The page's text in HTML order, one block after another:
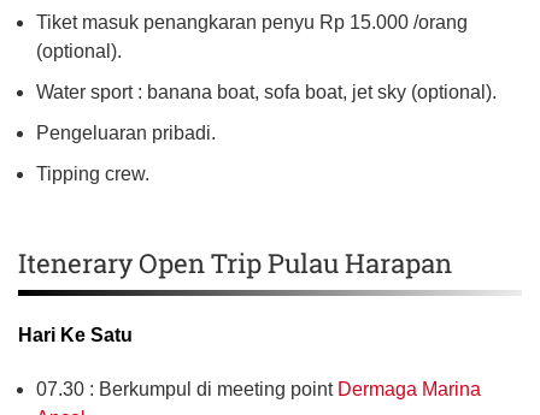
Tiket masuk penangkaran penyu Rp 15.000 /orang
(optional).
Water sport : banana boat, sofa boat, jet sky (optional).
Pengeluaran pribadi.
Tipping crew.
Itenerary Open Trip Pulau Harapan
Hari Ke Satu
07.30 : Berkumpul di meeting point Dermaga Marina